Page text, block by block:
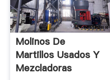
Molinos De
Martillos Usados Y
Mezcladoras